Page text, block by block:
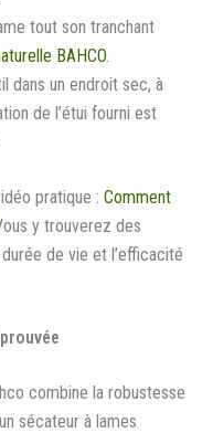
tout son tranchant
BAHCO.
dans un endroit sec, à
de l’étui fourni est
pratique : Comment
y trouverez des
de vie et l’efficacité
combine la robustesse
sécateur à lames